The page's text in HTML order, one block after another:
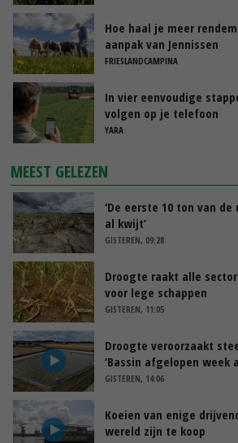
Hoe haal je meer
aanpak van Jennissen
FRIESLANDCAMPINA
In vier eenvoudige
volgen op je telefoon
YARA
MEEST GELEZEN
‘De eerste 10 ton van
al kwijt’
GISTEREN, 09:28
Droogte raakt alle
voor lege schappen
GISTEREN, 11:05
Droogte veroorzaakt
‘Bassin afgelopen week
GISTEREN, 14:06
Koeien van enige
wereld zijn te koop